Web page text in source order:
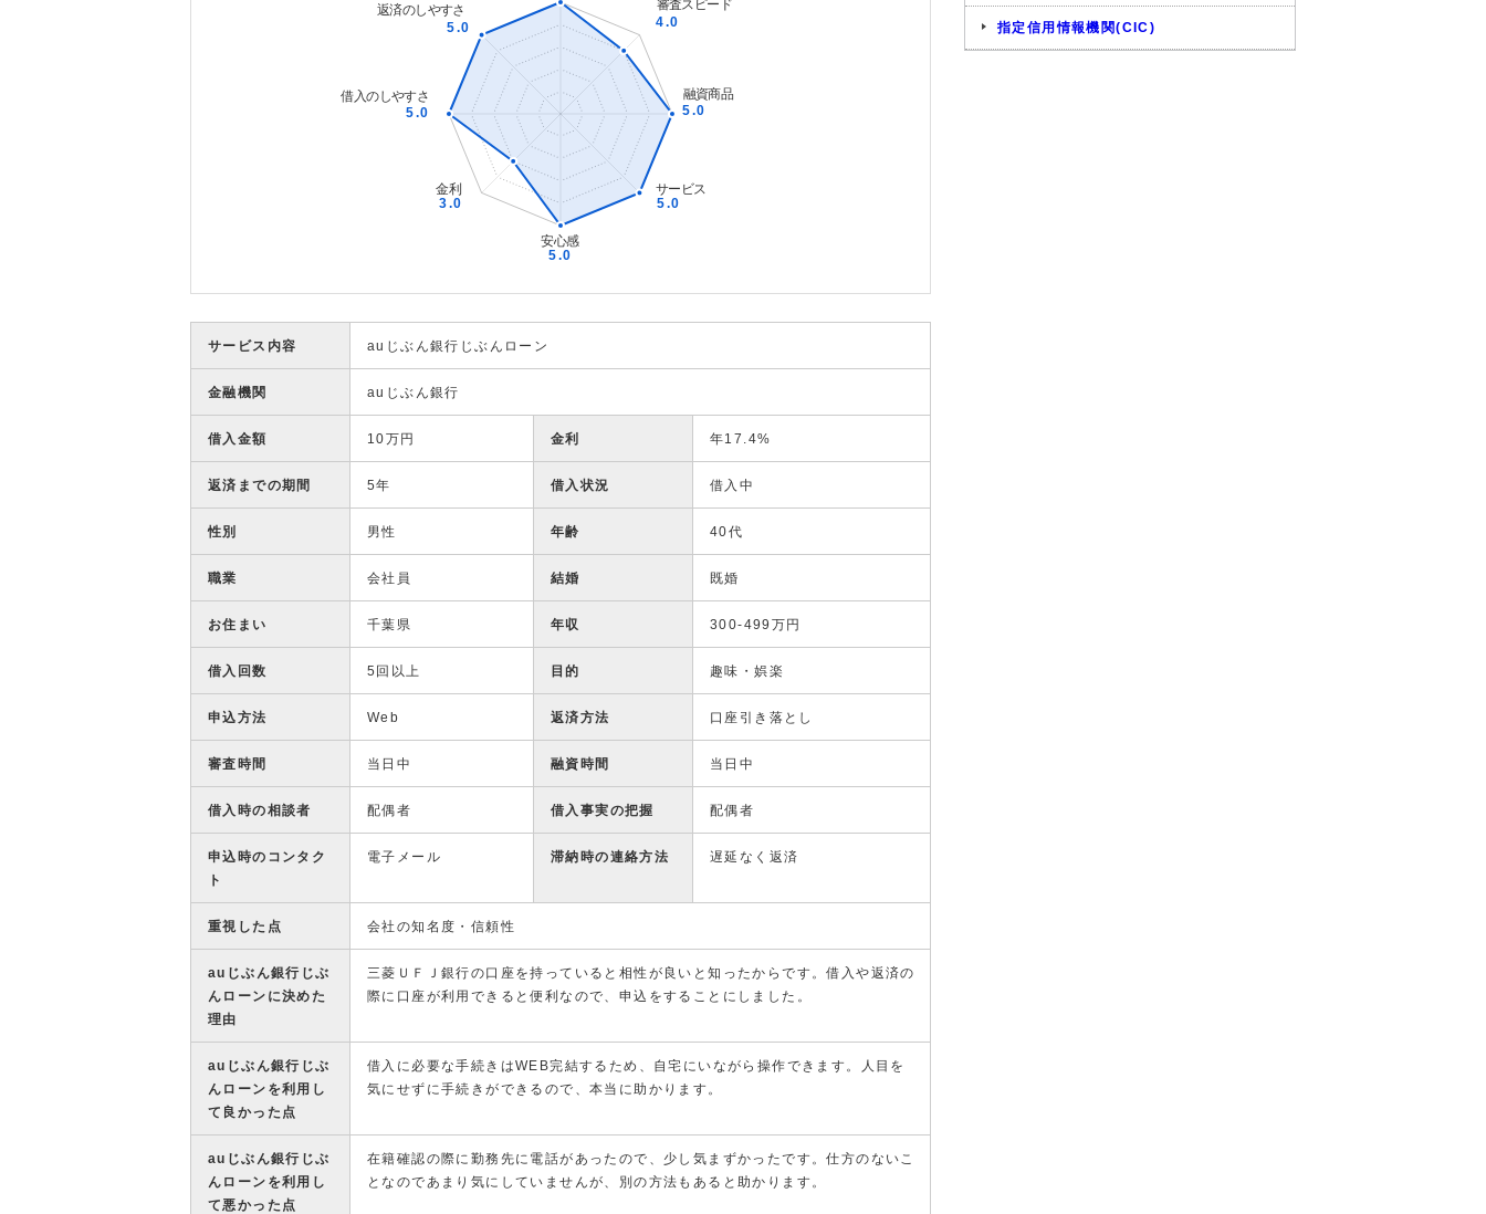
サービス内容 auじぶん銀行じぶんローン
金融機関 auじぶん銀行
借入金額 10万円 金利 年17.4%
返済までの期間 5年 借入状況 借入中
性別 男性 年齢 40代
職業 会社員 結婚 既婚
お住まい 千葉県 年収 300-499万円
借入回数 5回以上 目的 趣味・娯楽
申込方法 Web 返済方法 口座引き落とし
審査時間 当日中 融資時間 当日中
借入時の相談者 配偶者 借入事実の把握 配偶者
申込時のコンタク
ト
電子メール 滞納時の連絡方法 遅延なく返済
重視した点 会社の知名度・信頼性
auじぶん銀行じぶ
んローンに決めた
理由
三菱ＵＦＪ銀行の口座を持っていると相性が良いと知ったからです。借入や返済の
際に口座が利用できると便利なので、申込をすることにしました。
auじぶん銀行じぶ
んローンを利用し
て良かった点
借入に必要な手続きはWEB完結するため、自宅にいながら操作できます。人目を
気にせずに手続きができるので、本当に助かります。
auじぶん銀行じぶ
んローンを利用し
て悪かった点
在籍確認の際に勤務先に電話があったので、少し気まずかったです。仕方のないこ
となのであまり気にしていませんが、別の方法もあると助かります。
指定信用情報機関(CIC)